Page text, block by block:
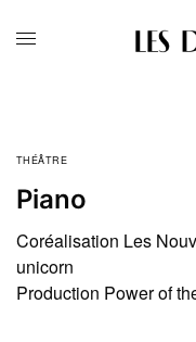
THÉÂTRE
Piano
Coréalisation Les
unicorn
Production Power of